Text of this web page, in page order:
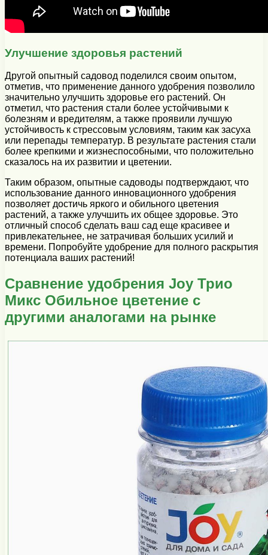
Улучшение здоровья растений
Другой опытный садовод поделился своим опытом,
отметив, что применение данного удобрения позволило
значительно улучшить здоровье его растений. Он
отметил, что растения стали более устойчивыми к
болезням и вредителям, а также проявили лучшую
устойчивость к стрессовым условиям, таким как засуха
или перепады температур. В результате растения стали
более крепкими и жизнеспособными, что положительно
сказалось на их развитии и цветении.
Таким образом, опытные садоводы подтверждают, что
использование данного инновационного удобрения
позволяет достичь яркого и обильного цветения
растений, а также улучшить их общее здоровье. Это
отличный способ сделать ваш сад еще красивее и
привлекательнее, не затрачивая больших усилий и
времени. Попробуйте удобрение для полного раскрытия
потенциала ваших растений!
Сравнение удобрения Joy Трио
Микс Обильное цветение с
другими аналогами на рынке